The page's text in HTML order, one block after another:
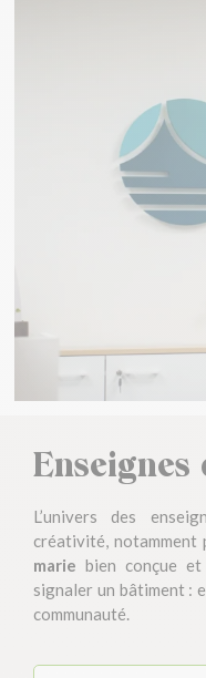
Enseignes
L’univers des
créativité, notamment
marie bien conçue
signaler un bâtiment :
communauté.